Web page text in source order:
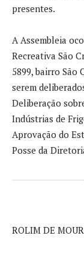
presentes.
A Assembleia
Recreativa São
5899, bairro São
serem
Deliberação
Indústrias de
Aprovação do
Posse da
ROLIM DE